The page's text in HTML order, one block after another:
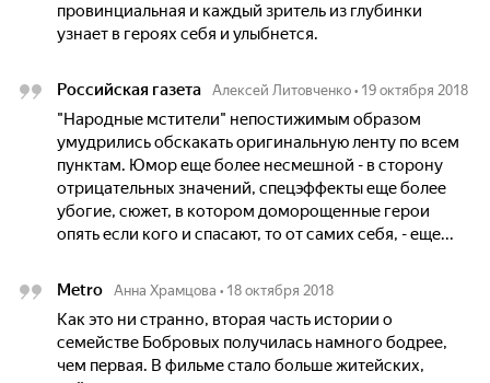
провинциальная и каждый зритель из глубинки
узнает в героях себя и улыбнется.
Российская газета Алексей Литовченко • 19 октября 2018
"Народные мстители" непостижимым образом
умудрились обскакать оригинальную ленту по всем
пунктам. Юмор еще более несмешной - в сторону
отрицательных значений, спецэффекты еще более
убогие, сюжет, в котором доморощенные герои
опять если кого и спасают, то от самих себя, - еще...
Metro Анна Храмцова • 18 октября 2018
Как это ни странно, вторая часть истории о
семействе Бобровых получилась намного бодрее,
чем первая. В фильме стало больше житейских,